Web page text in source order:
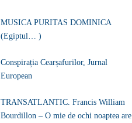
MUSICA PURITAS DOMINICA
(Egiptul… )
Conspirația Cearșafurilor, Jurnal
European
TRANSATLANTIC. Francis William
Bourdillon – O mie de ochi noaptea are